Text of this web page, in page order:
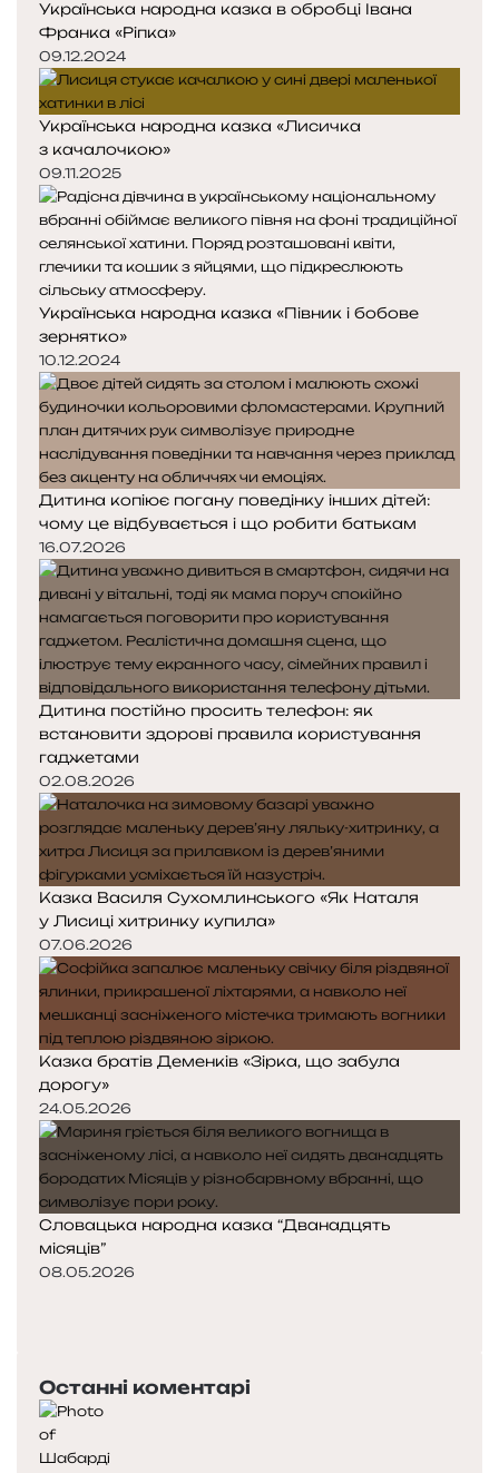
Українська народна казка в обробці Івана
Франка «Ріпка»
09.12.2024
Українська народна казка «Лисичка
з качалочкою»
09.11.2025
Українська народна казка «Півник і бобове
зернятко»
10.12.2024
Дитина копіює погану поведінку інших дітей:
чому це відбувається і що робити батькам
16.07.2026
Дитина постійно просить телефон: як
встановити здорові правила користування
гаджетами
02.08.2026
Казка Василя Сухомлинського «Як Наталя
у Лисиці хитринку купила»
07.06.2026
Казка братів Деменків «Зірка, що забула
дорогу»
24.05.2026
Словацька народна казка “Дванадцять
місяців”
08.05.2026
р
е
д
н
т
у
п
н
Останні коментарі